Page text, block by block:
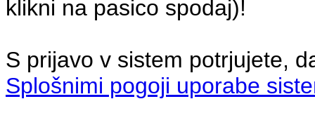
klikni na pasico spodaj)!
S prijavo v sistem potrjujete,
Splošnimi pogoji uporabe